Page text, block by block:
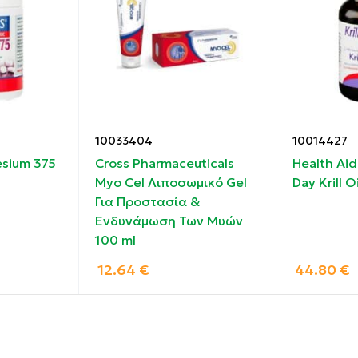
των προβλημάτων των αρθρώσεων όπως πόνος,
375
10033404
Cross Pharmaceuticals
Myo Cel Λιποσωμικό Gel
Για Προστασία &
Ενδυνάμωση Των Μυών
100 ml
12.64 €
10014427
Health
Day Krill
44.80 €